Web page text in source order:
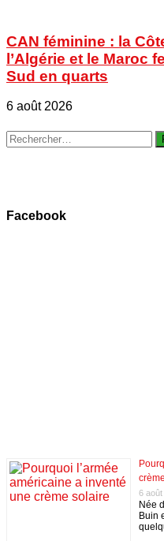
CAN féminine : la
l’Algérie et le Maroc
Sud en quarts
6 août 2026
Rechercher :
Facebook
6
Née
Buin